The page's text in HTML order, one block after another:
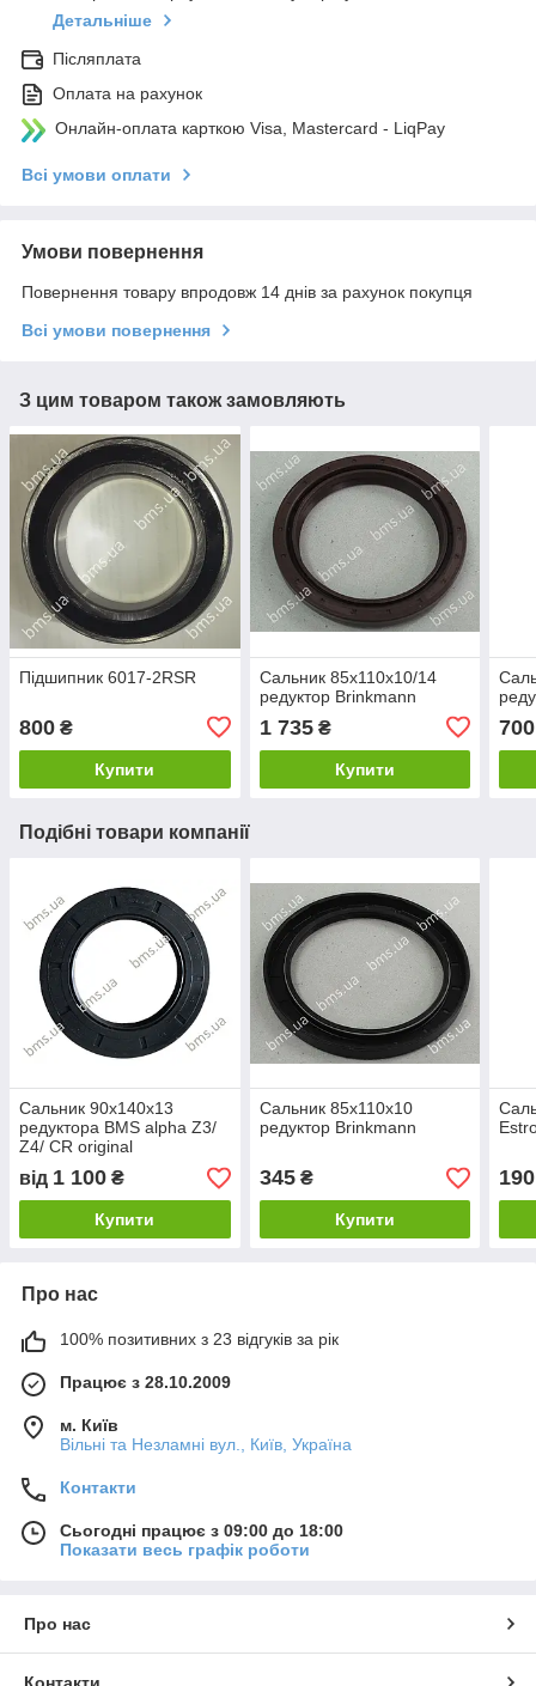
Детальніше
Післяплата
Оплата на рахунок
Онлайн-оплата карткою Visa, Mastercard - LiqPay
Всі умови оплати
Умови повернення
Повернення товару впродовж 14 днів за рахунок покупця
Всі умови повернення
З цим товаром також замовляють
Підшипник 6017-2RSR
800 ₴
Купити
Сальник 85х110х10/14
редуктор Brinkmann
1 735₴
Купити
700
Подібні товари компанії
Сальник 90х140х13
редуктора BMS alpha Z3/
Z4/ CR original
від 1 100 ₴
Купити
Сальник 85х110х10
редуктор Brinkmann
345₴
Купити
190
Про нас
100% позитивних з 23 відгуків за рік
Працює з 28.10.2009
м. Київ
Вільні та Незламні вул., Київ, Україна
Контакти
Сьогодні працює з 09:00 до 18:00
Показати весь графік роботи
Про нас